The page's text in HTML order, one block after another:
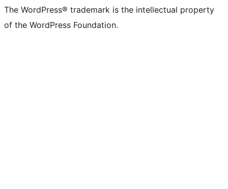
The WordPress® trademark is the intellectual property
of the WordPress Foundation.